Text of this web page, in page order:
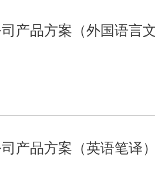
产品方案（外国语言文
产品方案（英语笔译）